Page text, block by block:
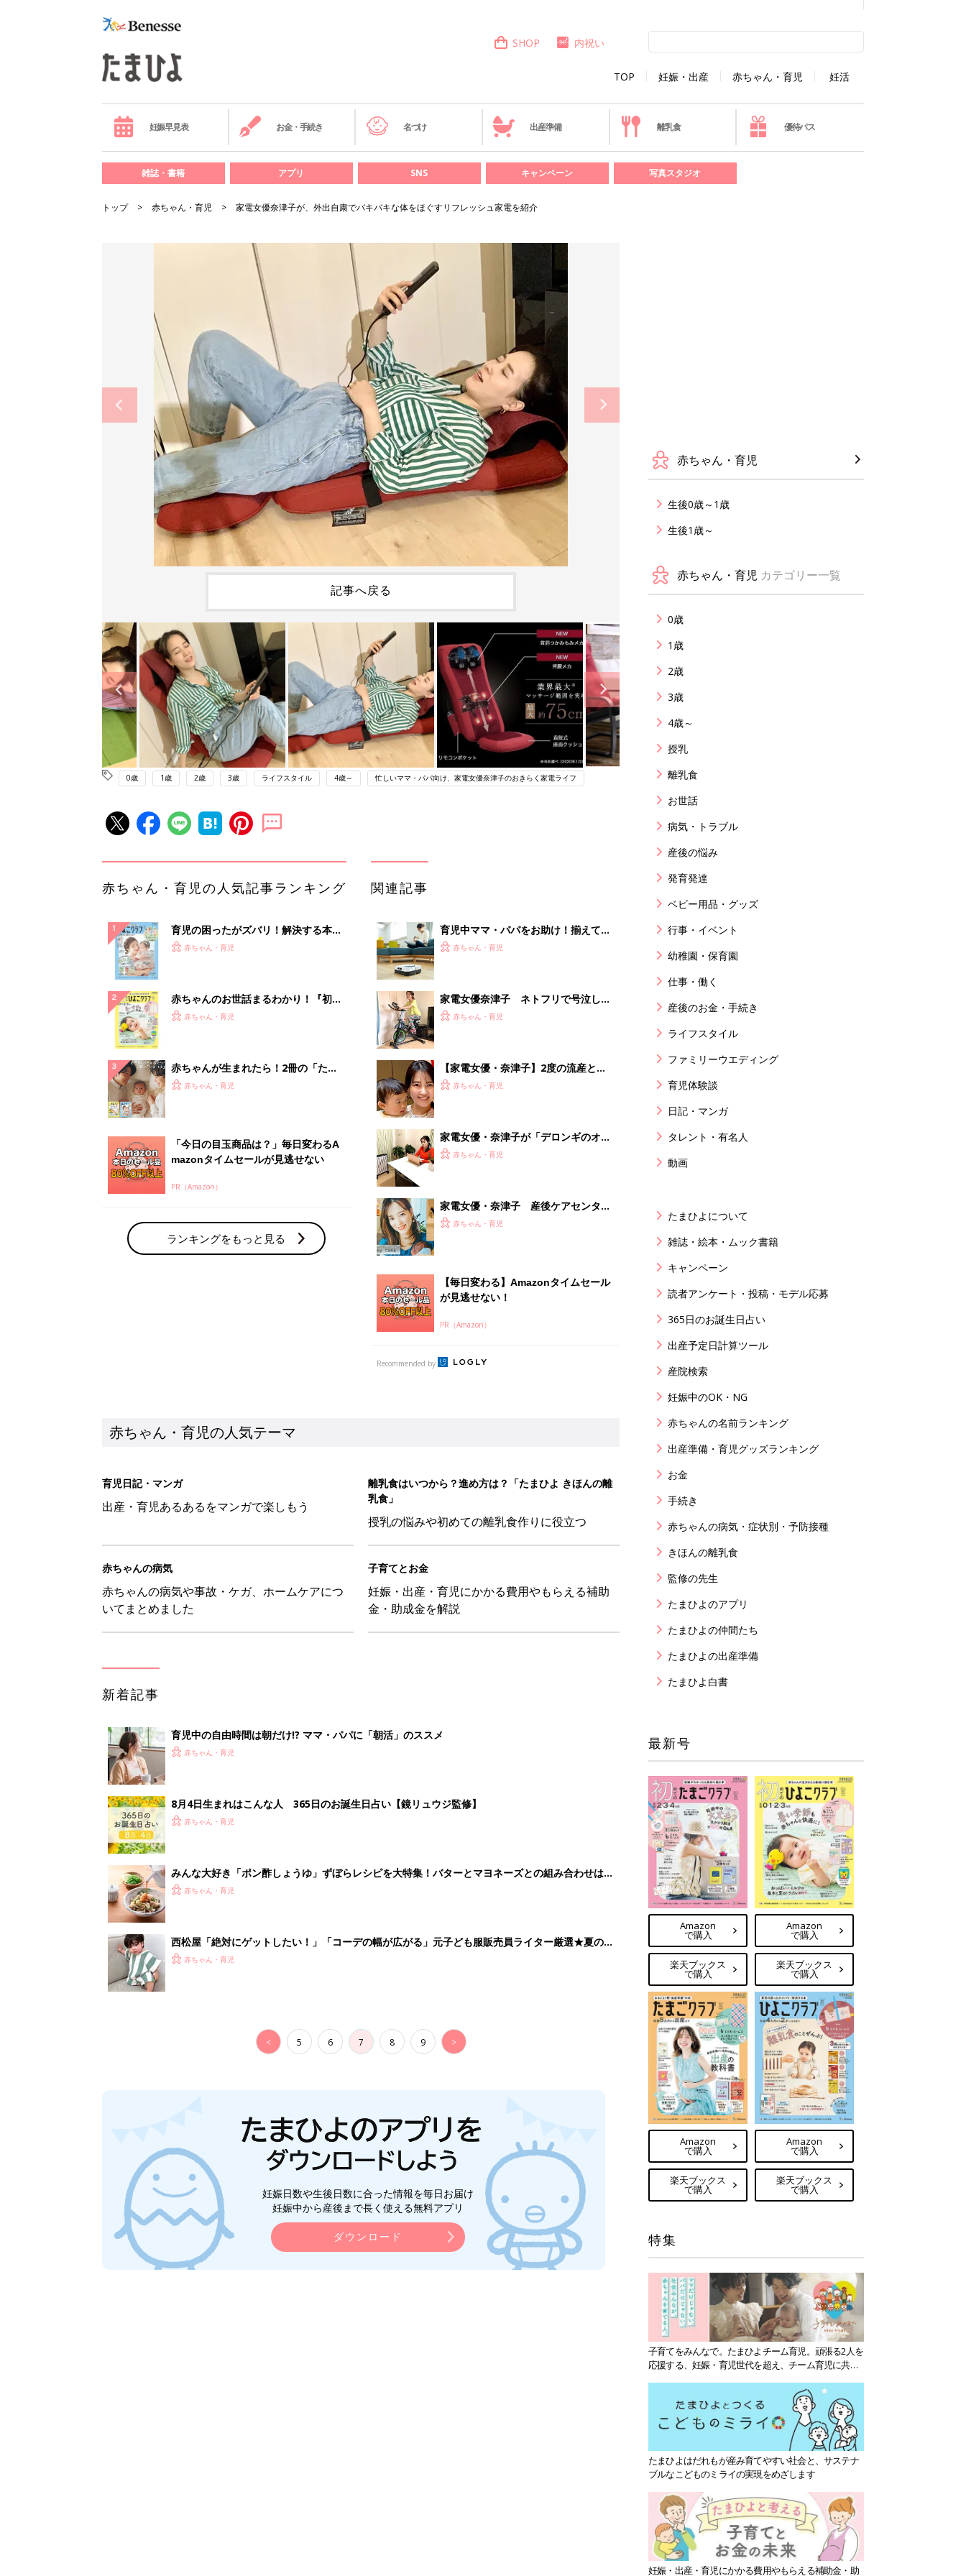
TOP 妊娠・出産 赤ちゃん・育児 妊活
SHOP 内祝い
妊娠早見表 お金・手続き 名づけ 出産準備 離乳食 優待パス
雑誌・書籍 アプリ SNS キャンペーン 写真スタジオ
トップ 赤ちゃん・育児 家電女優奈津子が、外出自粛でバキバキな体をほぐすリフレッシュ家電を紹介
記事へ戻る
0歳 1歳 2歳 3歳 ライフスタイル 4歳～ 忙しいママ・パパ向け、家電女優奈津子のおきらく家電ライフ
赤ちゃん・育児の人気記事ランキング
育児の困ったがズバリ！解決する本
『ひよこクラブ 夏号』 4カ月～2才
赤ちゃん・育児
赤ちゃんのお世話まるわかり！『初め
てのひよこクラブ 夏号』〈巻頭大特
赤ちゃん・育児
赤ちゃんが生まれたら！2冊の「たま
ひよ」
赤ちゃん・育児
「今日の目玉商品は？」毎日変わるA
mazonタイムセールが見逃せない
PR（Amazon）
ランキングをもっと見る
関連記事
育児中ママ・パパをお助け！揃えてお
きたい家電5選
赤ちゃん・育児
家電女優奈津子 ネトフリで号泣しな
がら家電でエクササイズが驚くほどラ
赤ちゃん・育児
【家電女優・奈津子】2度の流産と不
育症を経ての出産を振り返り。2歳児
赤ちゃん・育児
家電女優・奈津子が「デロンギのオイ
ルレスヒーター」&「省エネ小型ヒー
赤ちゃん・育児
家電女優・奈津子 産後ケアセンター
「マミーキャンプ 」に宿泊。自腹体
赤ちゃん・育児
【毎日変わる】Amazonタイムセール
が見逃せない！
PR（Amazon）
Recommended by
赤ちゃん・育児の人気テーマ
育児日記・マンガ
出産・育児あるあるをマンガで楽しもう
離乳食はいつから？進め方は？「たまひよ きほんの離
乳食」
授乳の悩みや初めての離乳食作りに役立つ
赤ちゃんの病気
赤ちゃんの病気や事故・ケガ、ホームケアにつ
いてまとめました
子育てとお金
妊娠・出産・育児にかかる費用やもらえる補助
金・助成金を解説
新着記事
育児中の自由時間は朝だけ!? ママ・パパに「朝活」のススメ
赤ちゃん・育児
8月4日生まれはこんな人 365日のお誕生日占い【鏡リュウジ監修】
赤ちゃん・育児
みんな大好き「ポン酢しょうゆ」ずぼらレシピを大特集！バターとマヨネーズとの組み合わせは栄
養学的にも最高⁉
赤ちゃん・育児
西松屋「絶対にゲットしたい！」「コーデの幅が広がる」元子ども服販売員ライター厳選★夏のバ
ズりアイテム5選
赤ちゃん・育児
< 5 6 7 8 9 >
妊娠日数や生後日数に合った情報を毎日お届け
妊娠中から産後まで長く使える無料アプリ
ダウンロード
赤ちゃん・育児
生後0歳～1歳
生後1歳～
赤ちゃん・育児 カテゴリー一覧
0歳
1歳
2歳
3歳
4歳～
授乳
離乳食
お世話
病気・トラブル
産後の悩み
発育発達
ベビー用品・グッズ
行事・イベント
幼稚園・保育園
仕事・働く
産後のお金・手続き
ライフスタイル
ファミリーウエディング
育児体験談
日記・マンガ
タレント・有名人
動画
たまひよについて
雑誌・絵本・ムック書籍
キャンペーン
読者アンケート・投稿・モデル応募
365日のお誕生日占い
出産予定日計算ツール
産院検索
妊娠中のOK・NG
赤ちゃんの名前ランキング
出産準備・育児グッズランキング
お金
手続き
赤ちゃんの病気・症状別・予防接種
きほんの離乳食
監修の先生
たまひよのアプリ
たまひよの仲間たち
たまひよの出産準備
たまひよ白書
最新号
Amazon
で購入
楽天ブックス
で購入
Amazon
で購入
楽天ブックス
で購入
Amazon
で購入
楽天ブックス
で購入
Amazon
で購入
楽天ブックス
で購入
特集
子育てをみんなで。たまひよチーム育児。頑張る2人を
応援する、妊娠・育児世代を超え、チーム育児に共感
たまひよはだれもが産み育てやすい社会と、サステナ
ブルなこどものミライの実現をめざします
妊娠・出産・育児にかかる費用やもらえる補助金・助